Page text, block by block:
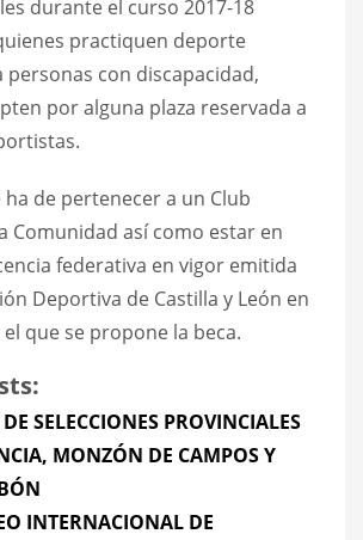
durante el curso 2017-18
practiquen deporte
con discapacidad,
por alguna plaza reservada a
ha de pertenecer a un Club
Comunidad así como estar en
federativa en vigor emitida
Deportiva de Castilla y León en
que se propone la beca.
SELECCIONES PROVINCIALES
MONZÓN DE CAMPOS Y
INTERNACIONAL DE